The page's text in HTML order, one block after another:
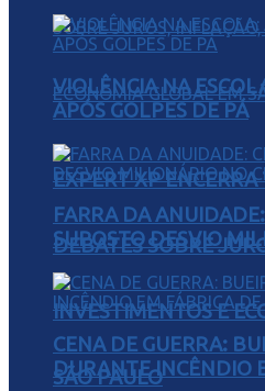
EXPERT XP ENCERRA
DEBATES SOBRE
INVESTIMENTOS E
SÃO PAULO
VIOLÊNCIA NA
APÓS GOLPES DE PÁ
FARRA DA
SUPOSTO DESVIO
CENA DE GUERRA:
DURANTE INCÊNDIO